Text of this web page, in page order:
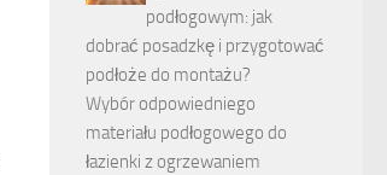
podłogowym: jak
dobrać posadzkę i przygotować
podłoże do montażu?
Wybór odpowiedniego
materiału podłogowego do
łazienki z ogrzewaniem